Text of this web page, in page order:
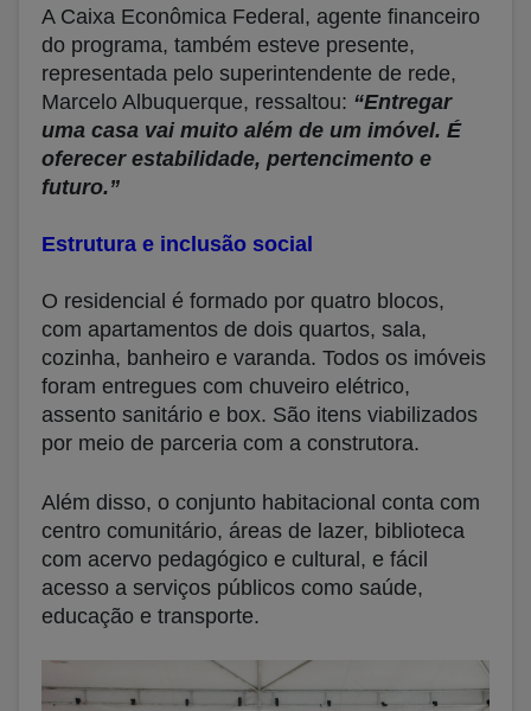
A Caixa Econômica Federal, agente financeiro
do programa, também esteve presente,
representada pelo superintendente de rede,
Marcelo Albuquerque, ressaltou: “Entregar
uma casa vai muito além de um imóvel. É
oferecer estabilidade, pertencimento e
futuro.”
Estrutura e inclusão social
O residencial é formado por quatro blocos,
com apartamentos de dois quartos, sala,
cozinha, banheiro e varanda. Todos os imóveis
foram entregues com chuveiro elétrico,
assento sanitário e box. São itens viabilizados
por meio de parceria com a construtora.
Além disso, o conjunto habitacional conta com
centro comunitário, áreas de lazer, biblioteca
com acervo pedagógico e cultural, e fácil
acesso a serviços públicos como saúde,
educação e transporte.